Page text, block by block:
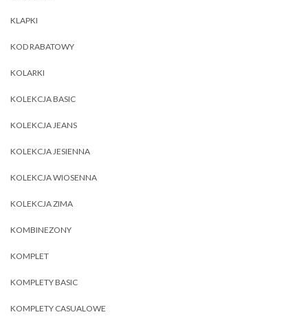
KLAPKI
KOD RABATOWY
KOLARKI
KOLEKCJA BASIC
KOLEKCJA JEANS
KOLEKCJA JESIENNA
KOLEKCJA WIOSENNA
KOLEKCJA ZIMA
KOMBINEZONY
KOMPLET
KOMPLETY BASIC
KOMPLETY CASUALOWE